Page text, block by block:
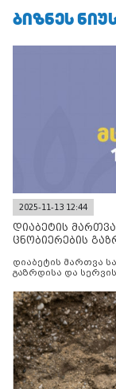
ᲑᲘᲖᲜᲔᲡ
2025-11-13 12:44
დიაბეტის
ცნობიერების
დიაბეტის მართვა
გაზრდისა და